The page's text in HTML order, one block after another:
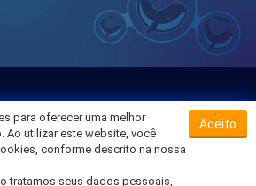
para oferecer uma melhor
Ao utilizar este website, você
conforme descrito na nossa
tratamos seus dados pessoais,
Aceito